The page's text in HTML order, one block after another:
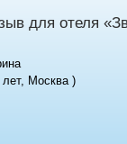
для отеля
лет, Москва )